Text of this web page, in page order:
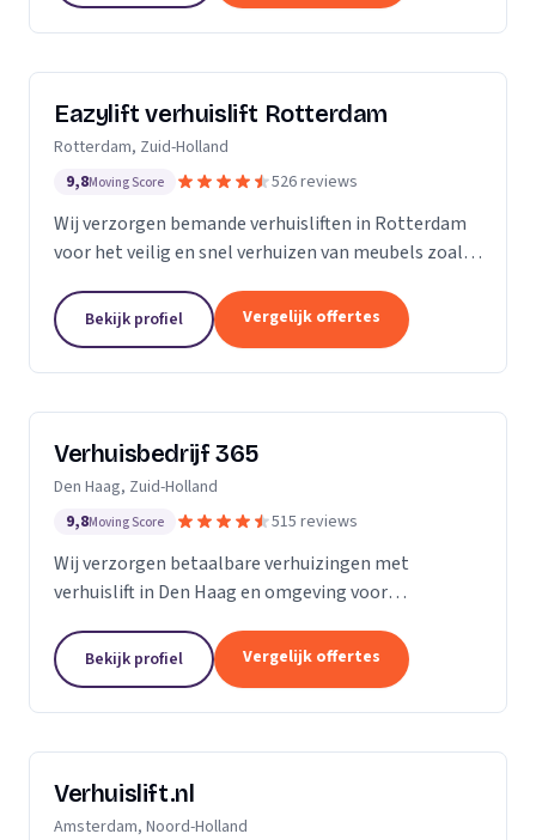
Eazylift verhuislift Rotterdam
Rotterdam, Zuid-Holland
9,8Moving Score 526 reviews
Wij verzorgen bemande verhuisliften in Rotterdam
voor het veilig en snel verhuizen van meubels zoals
Bekijk profiel Vergelijk offertes
Verhuisbedrijf 365
Den Haag, Zuid-Holland
9,8Moving Score 515 reviews
Wij verzorgen betaalbare verhuizingen met
verhuislift in Den Haag en omgeving voor
Bekijk profiel Vergelijk offertes
Verhuislift.nl
Amsterdam, Noord-Holland